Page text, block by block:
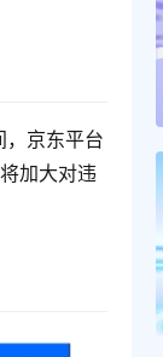
京东平台
加大对违